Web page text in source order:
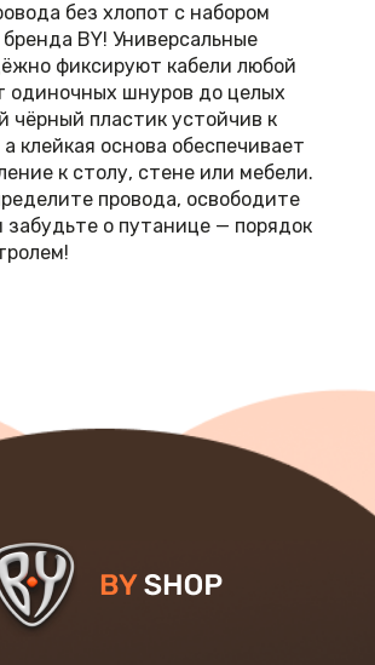
без хлопот с набором
BY! Универсальные
фиксируют кабели любой
одиночных шнуров до целых
чёрный пластик устойчив к
клейкая основа обеспечивает
к столу, стене или мебели.
провода, освободите
забудьте о путанице — порядок